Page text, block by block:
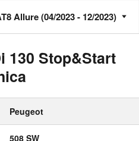
130 Stop&Start
Peugeot
508 SW